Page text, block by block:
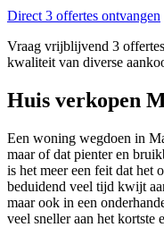
Direct 3 offertes ontvangen
Vraag vrijblijvend 3
kwaliteit van diverse
Huis verkopen
Een woning wegdoen in
maar of dat pienter en
is het meer een feit dat het
beduidend veel tijd kwijt
maar ook in een
veel sneller aan het kortste